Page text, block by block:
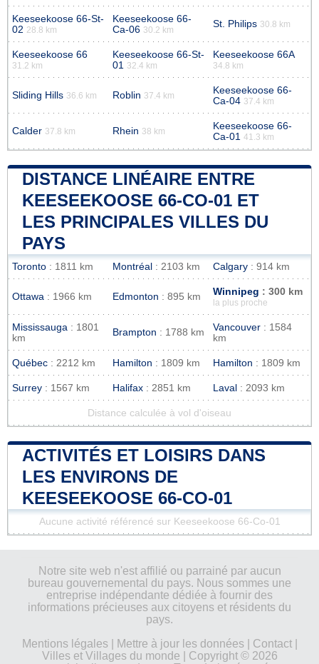
Keeseekoose 66-St-
02 28.8 km
Keeseekoose 66-
Ca-06 30.2 km
St. Philips 30.8 km
Keeseekoose 66
31.2 km
Keeseekoose 66-St-
01
32.4 km
Keeseekoose 66A
34.8 km
Sliding Hills 36.6 km Roblin 37.4 km
Keeseekoose 66-
Ca-04 37.4 km
Calder 37.8 km Rhein 38 km
Keeseekoose 66-
Ca-01 41.3 km
DISTANCE LINÉAIRE ENTRE
KEESEEKOOSE 66-CO-01 ET
LES PRINCIPALES VILLES DU
PAYS
Toronto : 1811 km Montréal : 2103 km Calgary : 914 km
Ottawa : 1966 km Edmonton : 895 km Winnipeg : 300 km
la plus proche
Mississauga : 1801
km
Brampton : 1788 km Vancouver : 1584
km
Québec : 2212 km Hamilton : 1809 km Hamilton : 1809 km
Surrey : 1567 km Halifax : 2851 km Laval : 2093 km
Distance calculée à vol d'oiseau
ACTIVITÉS ET LOISIRS DANS
LES ENVIRONS DE
KEESEEKOOSE 66-CO-01
Aucune activité référencé sur Keeseekoose 66-Co-01
Notre site web n'est affilié ou parrainé par aucun
bureau gouvernemental du pays. Nous sommes une
entreprise indépendante dédiée à fournir des
informations précieuses aux citoyens et résidents du
pays.
Mentions légales| Mettre à jour les données| Contact|
Villes et Villages du monde | Copyright © 2026